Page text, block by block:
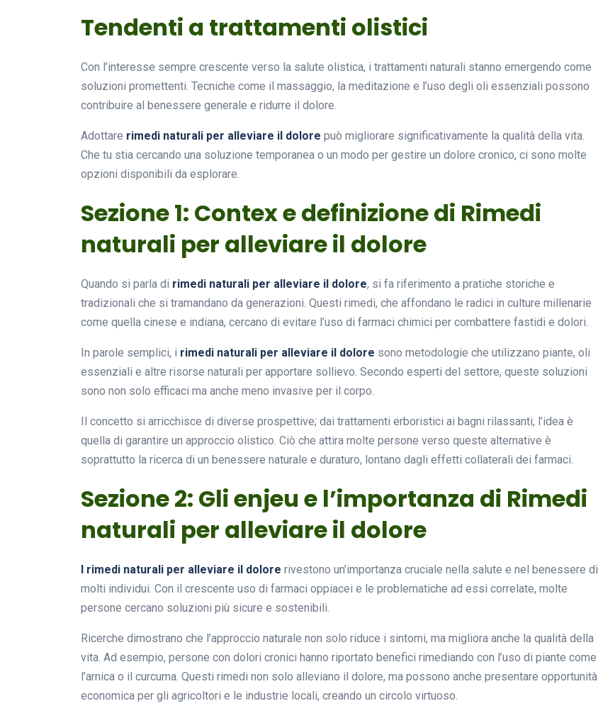
Tendenti a trattamenti olistici
Con l’interesse sempre crescente verso la salute olistica, i trattamenti naturali stanno emergendo come
soluzioni promettenti. Tecniche come il massaggio, la meditazione e l’uso degli oli essenziali possono
contribuire al benessere generale e ridurre il dolore.
Adottare rimedi naturali per alleviare il dolore può migliorare significativamente la qualità della vita.
Che tu stia cercando una soluzione temporanea o un modo per gestire un dolore cronico, ci sono molte
opzioni disponibili da esplorare.
Sezione 1: Contex e definizione di Rimedi
naturali per alleviare il dolore
Quando si parla di rimedi naturali per alleviare il dolore, si fa riferimento a pratiche storiche e
tradizionali che si tramandano da generazioni. Questi rimedi, che affondano le radici in culture millenarie
come quella cinese e indiana, cercano di evitare l’uso di farmaci chimici per combattere fastidi e dolori.
In parole semplici, i rimedi naturali per alleviare il dolore sono metodologie che utilizzano piante, oli
essenziali e altre risorse naturali per apportare sollievo. Secondo esperti del settore, queste soluzioni
sono non solo efficaci ma anche meno invasive per il corpo.
Il concetto si arricchisce di diverse prospettive; dai trattamenti erboristici ai bagni rilassanti, l’idea è
quella di garantire un approccio olistico. Ciò che attira molte persone verso queste alternative è
soprattutto la ricerca di un benessere naturale e duraturo, lontano dagli effetti collaterali dei farmaci.
Sezione 2: Gli enjeu e l’importanza di Rimedi
naturali per alleviare il dolore
I rimedi naturali per alleviare il dolore rivestono un’importanza cruciale nella salute e nel benessere di
molti individui. Con il crescente uso di farmaci oppiacei e le problematiche ad essi correlate, molte
persone cercano soluzioni più sicure e sostenibili.
Ricerche dimostrano che l’approccio naturale non solo riduce i sintomi, ma migliora anche la qualità della
vita. Ad esempio, persone con dolori cronici hanno riportato benefici rimediando con l’uso di piante come
l’arnica o il curcuma. Questi rimedi non solo alleviano il dolore, ma possono anche presentare opportunità
economica per gli agricoltori e le industrie locali, creando un circolo virtuoso.